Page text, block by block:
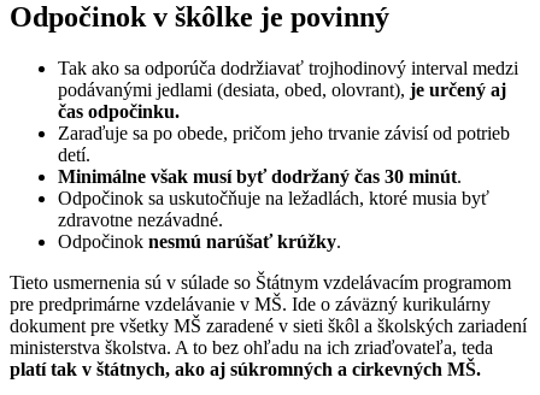
Odpočinok v škôlke je povinný
Tak ako sa odporúča dodržiavať trojhodinový interval medzi
podávanými jedlami (desiata, obed, olovrant), je určený aj
čas odpočinku.
Zaraďuje sa po obede, pričom jeho trvanie závisí od potrieb
detí.
Minimálne však musí byť dodržaný čas 30 minút.
Odpočinok sa uskutočňuje na ležadlách, ktoré musia byť
zdravotne nezávadné.
Odpočinok nesmú narúšať krúžky.
Tieto usmernenia sú v súlade so Štátnym vzdelávacím programom
pre predprimárne vzdelávanie v MŠ. Ide o záväzný kurikulárny
dokument pre všetky MŠ zaradené v sieti škôl a školských zariadení
ministerstva školstva. A to bez ohľadu na ich zriaďovateľa, teda
platí tak v štátnych, ako aj súkromných a cirkevných MŠ.